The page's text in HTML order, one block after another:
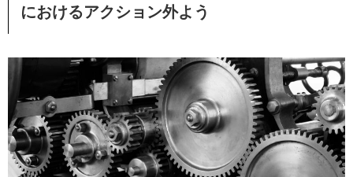
におけるアクション外よう